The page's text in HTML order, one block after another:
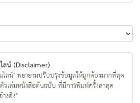
ลน์ (Disclaimer)
ลน์" พยายามปรับปรุงข้อมูลให้ถูกต้องมากที่สุด
เล่มหนังสือต้นฉบับ ที่มีการพิมพ์ครั้งล่าสุด
งอิง"